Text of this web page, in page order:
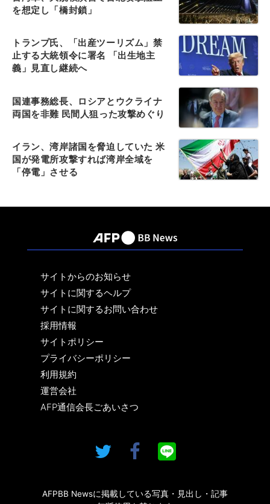
を想定し「橋封鎖」
トランプ氏、「出産ツーリズム」禁
止する大統領令に署名 「出生地主
義」見直し継続へ
国連事務総長、ロシアとウクライナ
両国を非難 民間人狙った攻撃めぐり
イラン、湾岸諸国を脅迫していた 米
国が発電所攻撃すれば湾岸全域を
「停電」させる
サイトからのお知らせ
サイトに関するヘルプ
サイトに関するお問い合わせ
採用情報
サイトポリシー
プライバシーポリシー
利用規約
運営会社
AFP通信会長ごあいさつ
AFPBB Newsに掲載している写真・見出し・記事